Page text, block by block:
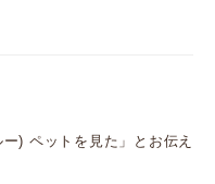
) ペットを見た」とお伝え